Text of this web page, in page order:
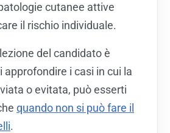
cutanee attive
il rischio individuale.
del candidato è
approfondire i casi in cui la
o evitata, può esserti
quando non si può fare il
.